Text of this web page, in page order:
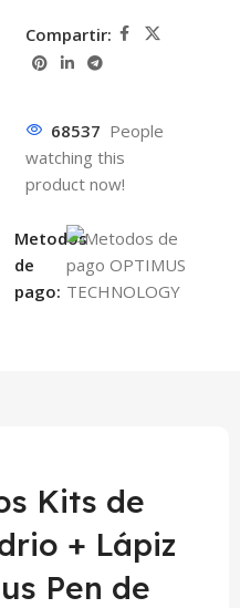
Compartir:
68537 People
watching this
product now!
Metodos
de
pago:
Kits de
+ Lápiz
Pen de